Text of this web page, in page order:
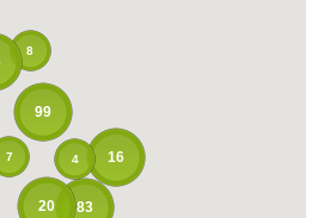
99
83
8
20
16
4
7